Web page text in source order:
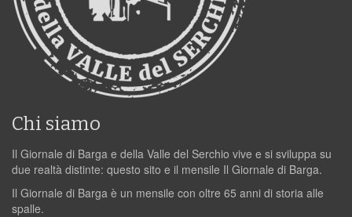
Chi siamo
Il Giornale di Barga e della Valle del Serchio vive e si sviluppa su
due realtà distinte: questo sito e il mensile Il Giornale di Barga.
Il Giornale di Barga è un mensile con oltre 65 anni di storia alle
spalle.